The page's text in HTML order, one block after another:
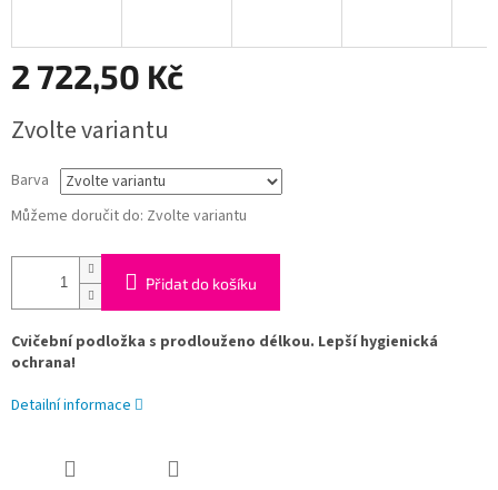
2 722,50 Kč
cena:
Zvolte variantu
Barva
Můžeme doručit do: Zvolte variantu
Přidat do košíku
Cvičební podložka s prodlouženo délkou. Lepší hygienická
ochrana!
Detailní informace